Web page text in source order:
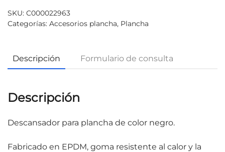
SKU: C000022963
Categorías: Accesorios plancha, Plancha
Descripción Formulario de consulta
Descripción
Descansador para plancha de color negro.
Fabricado en EPDM, goma resistente al calor y la